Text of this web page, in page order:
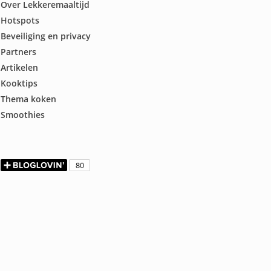
Over Lekkeremaaltijd
Hotspots
Beveiliging en privacy
Partners
Artikelen
Kooktips
Thema koken
Smoothies